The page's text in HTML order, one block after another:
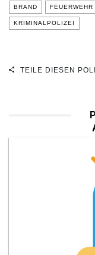
BRAND FEUERWEHR
KRIMINALPOLIZEI
TEILE DIESEN